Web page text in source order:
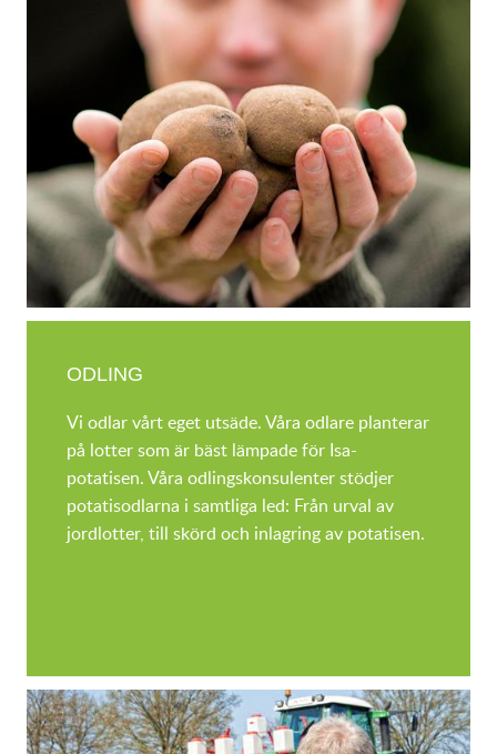
ODLING
Vi odlar vårt eget utsäde. Våra odlare planterar
på lotter som är bäst lämpade för Isa-
potatisen. Våra odlingskonsulenter stödjer
potatisodlarna i samtliga led: Från urval av
jordlotter, till skörd och inlagring av potatisen.